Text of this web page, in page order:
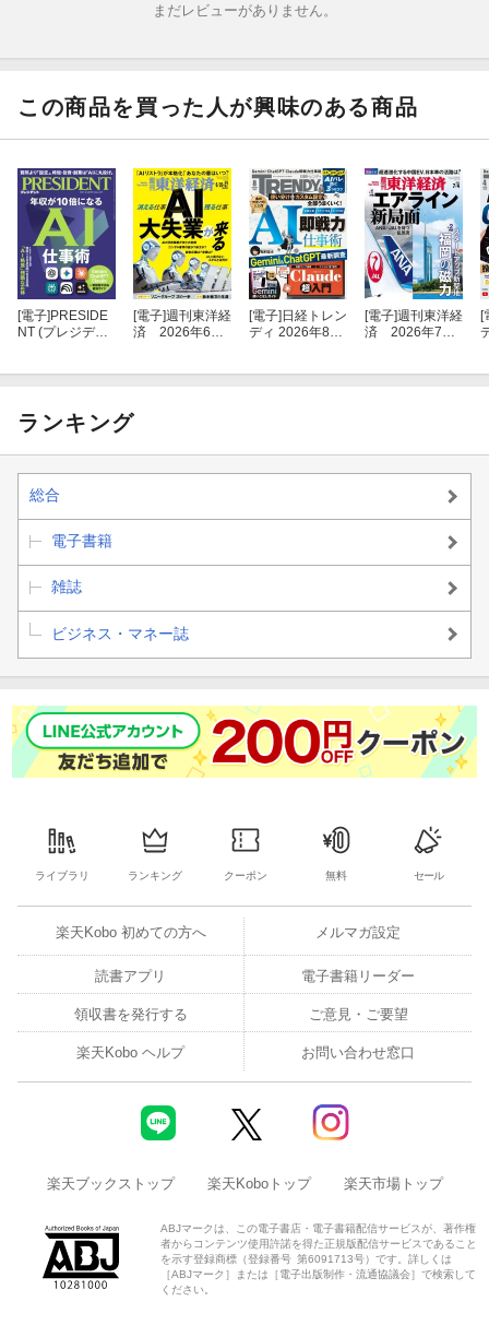
兼グループＣＥＯ 辻 庸介
シナモン 社長ＣＥＯ 平野未来
［第2章］ＡＩで生活も充実 英会話力をアップ 「完全個別化」授
業が実現 英語学習は娯楽に変わる
完璧な旅行計画を作りたい
株式投資に役立てたい
ライフプランを考えたい
読むべき8冊 ＡＩを学び、実務に生かすために
【第2特集】ドローン経済安保の衝撃
［インタビュー］元防衛装備庁長官 土本英樹
アメリカが進めるドローン「脱中国化」の高い壁
［インタビュー］キヤノングローバル戦略研究所主任研究員 伊藤
弘太郎
自衛隊が頼る学生やハッカーらの民間研究会
【産業リポート】スズキ 異次元のインド投資
カリスマ亡きスズキが日産、ホンダを超えた深層
3メガは対米融資に「二の足」 ドル調達が深刻な問題に
連載
｜経済を見る眼｜
｜NEWS＆TOPICS最前線｜01 ＮＴＴで異例の副社長人事 「通信
中心」脱却で反撃へ 02 ベアリング2強が経営統合 それぞれの“弱
｜マネー潮流｜
まだレビューがありません。
この商品を買った人が興味のある商品
[電子]PRESIDE
NT (プレジデン
[電子]週刊東洋経
済 2026年6月2
[電子]日経トレン
ディ 2026年8月
[電子]週刊東洋経
済 2026年7月4
[
ランキング
総合
電子書籍
雑誌
ビジネス・マネー誌
ライブラリ ランキング クーポン 無料 セール
楽天Kobo 初めての方へ メルマガ設定
読書アプリ 電子書籍リーダー
領収書を発行する ご意見・ご要望
楽天Kobo ヘルプ お問い合わせ窓口
楽天ブックストップ 楽天Koboトップ 楽天市場トップ
ABJマークは、この電子書店・電子書籍配信サービスが、著作権
者からコンテンツ使用許諾を得た正規版配信サービスであること
を示す登録商標（登録番号 第6091713号）です。詳しくは
［ABJマーク］または［電子出版制作・流通協議会］で検索して
ください。